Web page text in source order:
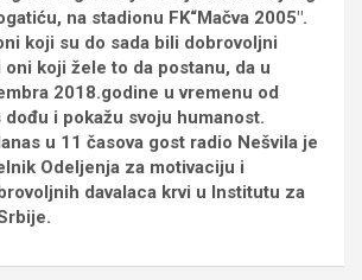
na stadionu FK“Mačva 2005″.
koji su do sada bili dobrovoljni
oni koji žele to da postanu, da u
2018.godine u vremenu od
i pokažu svoju humanost.
u 11 časova gost radio Nešvila je
Odeljenja za motivaciju i
davalaca krvi u Institutu za